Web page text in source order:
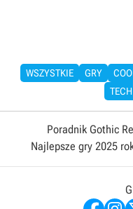
WSZYSTKIE GRY
TECH
Poradnik Gothic
Najlepsze gry 2025